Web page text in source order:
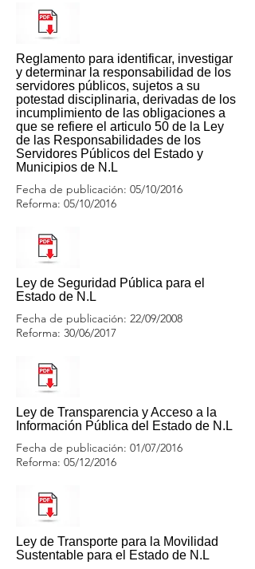
Reglamento para identificar, investigar
y determinar la responsabilidad de los
servidores públicos, sujetos a su
potestad disciplinaria, derivadas de los
incumplimiento de las obligaciones a
que se refiere el articulo 50 de la Ley
de las Responsabilidades de los
Servidores Públicos del Estado y
Municipios de N.L
Fecha de publicación: 05/10/2016
Reforma: 05/10/2016
Ley de Seguridad Pública para el
Estado de N.L
Fecha de publicación: 22/09/2008
Reforma: 30/06/2017
Ley de Transparencia y Acceso a la
Información Pública del Estado de N.L
Fecha de publicación: 01/07/2016
Reforma: 05/12/2016
Ley de Transporte para la Movilidad
Sustentable para el Estado de N.L